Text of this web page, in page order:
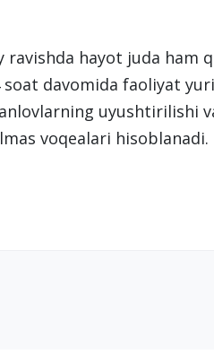
hayot juda ham
davomida faoliyat
uyushtirilishi
voqealari hisoblanadi.